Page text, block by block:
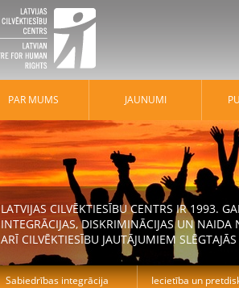
PAR MUMS JAUNUMI
LATVIJAS CILVĒKTIESĪBU CENTRS IR 1993.
INTEGRĀCIJAS, DISKRIMINĀCIJAS UN
ARĪ CILVĒKTIESĪBU JAUTĀJUMIEM
Sabiedrības integrācija Iecietība un